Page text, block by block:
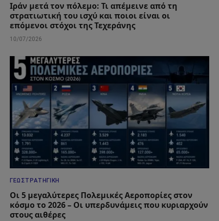
Ιράν μετά τον πόλεμο: Τι απέμεινε από τη
στρατιωτική του ισχύ και ποιοι είναι οι
επόμενοι στόχοι της Τεχεράνης
10/07/2026
ΓΕΩΣΤΡΑΤΗΓΙΚΉ
Οι 5 μεγαλύτερες Πολεμικές Αεροπορίες στον
κόσμο το 2026 – Οι υπερδυνάμεις που κυριαρχούν
στους αιθέρες